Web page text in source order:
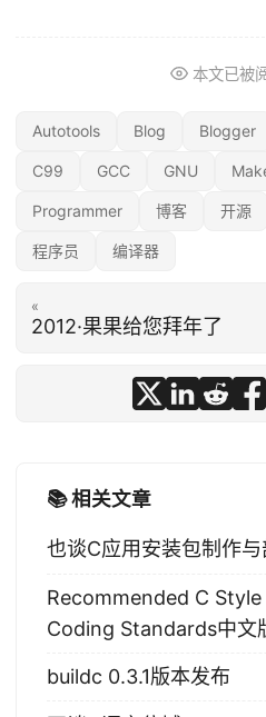
本文已被
Autotools Blog Blogger
C99 GCC GNU
Programmer 博客 开源
程序员 编译器
«
2012·果果给您拜年了
📚 相关文章
也谈C应用安装包制作与
Recommended C Style
Coding Standards中文
buildc 0.3.1版本发布